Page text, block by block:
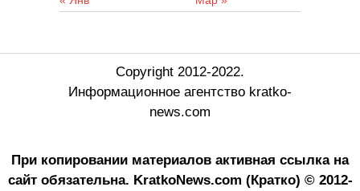
Copyright 2012-2022.
Информационное агентство kratko-
news.com
При копировании материалов активная ссылка на
сайт обязательна. KratkoNews.com (Кратко) © 2012-